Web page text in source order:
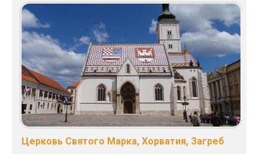
Церковь Святого Марка, Хорватия, Загреб